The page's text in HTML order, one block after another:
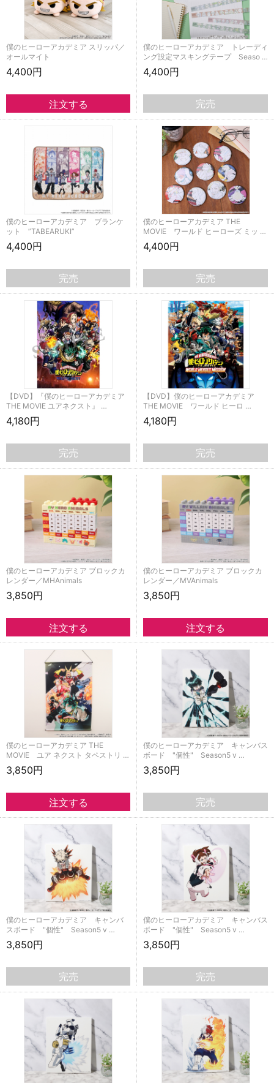
僕のヒーローアカデミア スリッパ／
オールマイト
4,400円
僕のヒーローアカデミア トレーディ
ング設定マスキングテープ Seaso …
4,400円
完売
僕のヒーローアカデミア ブランケ
ット ”TABEARUKI”
4,400円
完売
僕のヒーローアカデミア THE
MOVIE ワールド ヒーローズ ミッ …
4,400円
完売
【DVD】『僕のヒーローアカデミア
THE MOVIE ユアネクスト』 …
4,180円
完売
【DVD】僕のヒーローアカデミア
THE MOVIE ワールド ヒーロ …
4,180円
完売
僕のヒーローアカデミア ブロックカ
レンダー／MHAnimals
3,850円
僕のヒーローアカデミア ブロックカ
レンダー／MVAnimals
3,850円
僕のヒーローアカデミア THE
MOVIE ユア ネクスト タペストリ …
3,850円
僕のヒーローアカデミア キャンバス
ボード "個性" Season5 v …
3,850円
完売
僕のヒーローアカデミア キャンバ
スボード "個性" Season5 v …
3,850円
完売
僕のヒーローアカデミア キャンバス
ボード "個性" Season5 v …
3,850円
完売